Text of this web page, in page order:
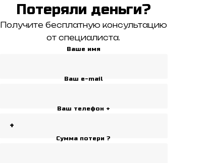
Потеряли деньги?
Получите бесплатную консультацию
от специалиста.
Ваше имя
Ваш e-mail
Ваш телефон +
Сумма потери ?